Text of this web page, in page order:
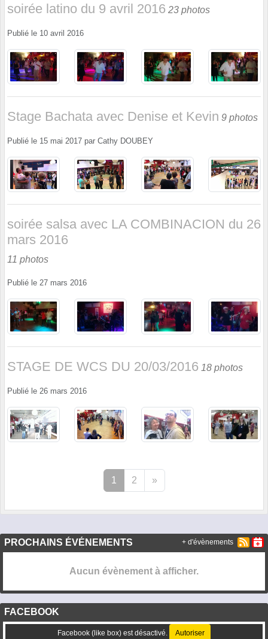
soirée latino du 9 avril 2016 23 photos
Publié le 10 avril 2016
Stage Bachata avec Denise et Kevin 9 photos
Publié le 15 mai 2017 par Cathy DOUBEY
soirée salsa avec LA COMBINACION du 26
mars 2016
11 photos
Publié le 27 mars 2016
STAGE DE WCS DU 20/03/2016 18 photos
Publié le 26 mars 2016
1 2 »
PROCHAINS ÉVÉNEMENTS
Aucun évènement à afficher.
+ d'évènements
FACEBOOK
Facebook (like box) est désactivé. Autoriser